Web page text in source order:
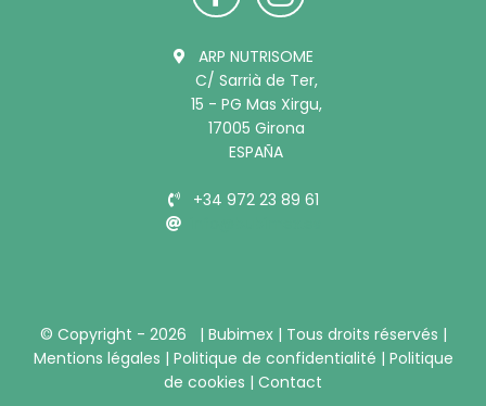
ARP NUTRISOME
C/ Sarrià de Ter,
15 - PG Mas Xirgu,
17005 Girona
ESPAÑA
+34 972 23 89 61
© Copyright - 2026 | Bubimex | Tous droits réservés |
Mentions légales | Politique de confidentialité | Politique
de cookies | Contact